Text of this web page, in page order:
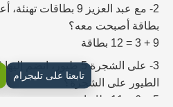
بطاقة أصبحت معه؟
9 + 3 = 12 بطاقة
الطيور على الشجرة؟
5 + 6 = 11 طائرا
تابعنا على تليجرام